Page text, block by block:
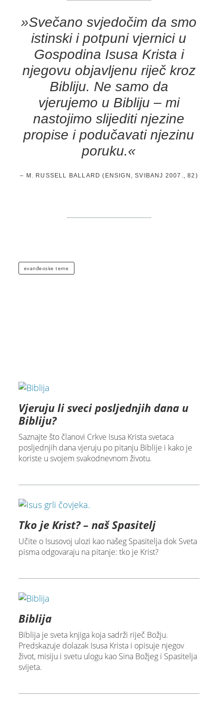
»Svečano svjedočim da smo
istinski i potpuni vjernici u
Gospodina Isusa Krista i
njegovu objavljenu riječ kroz
Bibliju. Ne samo da
vjerujemo u Bibliju – mi
nastojimo slijediti njezine
propise i podučavati njezinu
poruku.«
– M. RUSSELL BALLARD (ENSIGN, SVIBANJ 2007., 82)
evanđeoske teme
Vjeruju li sveci posljednjih dana u
Bibliju?
Saznajte što članovi Crkve Isusa Krista svetaca
posljednjih dana vjeruju po pitanju Biblije i kako je
koriste u svojem svakodnevnom životu.
Tko je Krist? – naš Spasitelj
Učite o Isusovoj ulozi kao našeg Spasitelja dok Sveta
pisma odgovaraju na pitanje: tko je Krist?
Biblija
Biblija je sveta knjiga koja sadrži riječ Božju.
Predskazuje dolazak Isusa Krista i opisuje njegov
život, misiju i svetu ulogu kao Sina Božjeg i Spasitelja
svijeta.